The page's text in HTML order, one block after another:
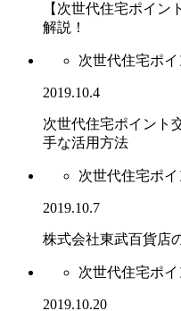
【次世代住宅ポイン
解説！
次世代住宅ポ
2019.10.4
次世代住宅ポイント
手な活用方法
次世代住宅ポ
2019.10.7
株式会社東武百貨店
次世代住宅ポ
2019.10.20